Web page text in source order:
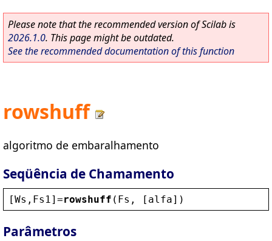
Please note that the recommended version of Scilab is
2026.1.0. This page might be outdated.
See the recommended documentation of this function
rowshuff
algoritmo de embaralhamento
Seqüência de Chamamento
[Ws , Fs1 ]=rowshuff ( Fs , [ alfa])
Parâmetros